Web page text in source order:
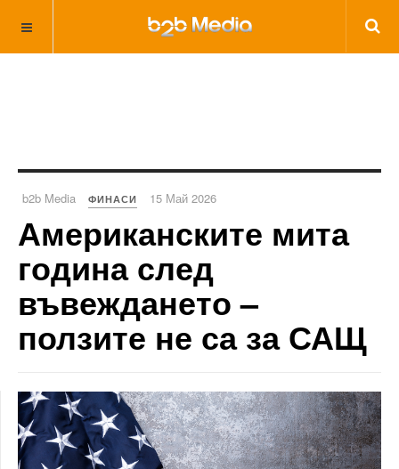
b2b Media ФИНАСИ 15 Май 2026
Американските мита
година след
въвеждането –
ползите не са за САЩ